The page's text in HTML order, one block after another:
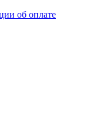
об оплате